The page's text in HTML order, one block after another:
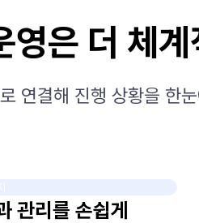
영은 더 체
연결해 진행 상황을 한
관리를 손쉽게